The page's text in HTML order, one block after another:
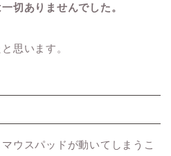
切ありませんでした。
思います。
ウスパッドが動いてしまうこ